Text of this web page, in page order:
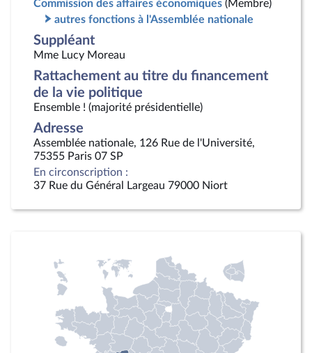
Commission des affaires économiques (Membre)
autres fonctions à l'Assemblée nationale
Suppléant
Mme Lucy Moreau
Rattachement au titre du financement
de la vie politique
Ensemble ! (majorité présidentielle)
Adresse
Assemblée nationale, 126 Rue de l'Université,
75355 Paris 07 SP
En circonscription :
37 Rue du Général Largeau 79000 Niort